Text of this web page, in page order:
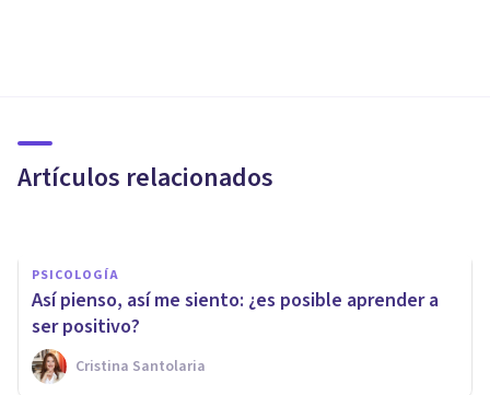
Artículos relacionados
relevantes de la neurociencia
moderna
PSICOLOGÍA
Así pienso, así me siento: ¿es posible aprender a
ser positivo?
Cristina Santolaria